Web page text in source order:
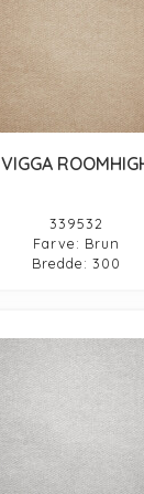
VIGGA
339532
Farve: Brun
Bredde: 300